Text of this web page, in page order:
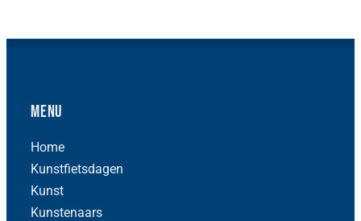
Menu
Home
Kunstfietsdagen
Kunst
Kunstenaars